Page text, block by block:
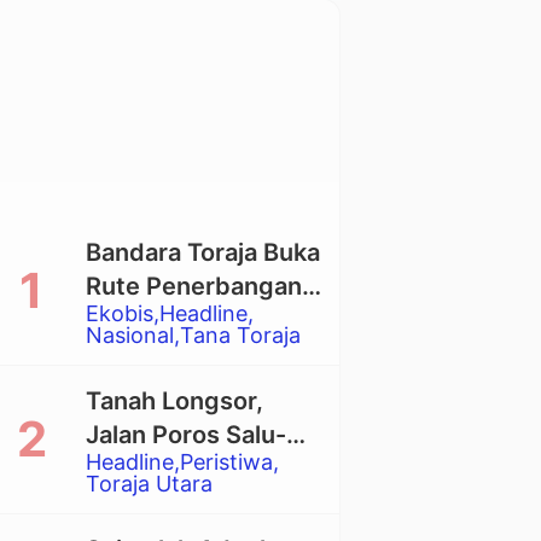
Ekobis Headline
Nasional Tana Toraja
Bandara Toraja Buka
Rute Penerbangan
Langsung Toraja-
Balikpapan
Headline Peristiwa
Toraja Utara
Tanah Longsor,
Jalan Poros Salu-
Dende’ Tertutup
Total